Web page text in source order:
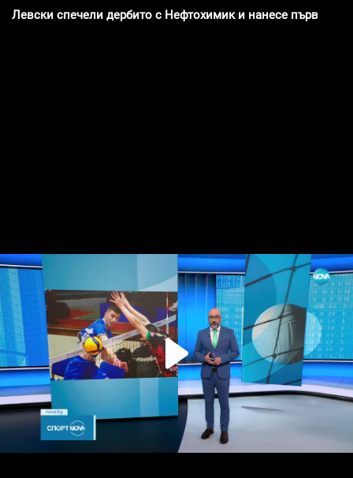
Левски спечели дербито с Нефтохимик и нанесе първа